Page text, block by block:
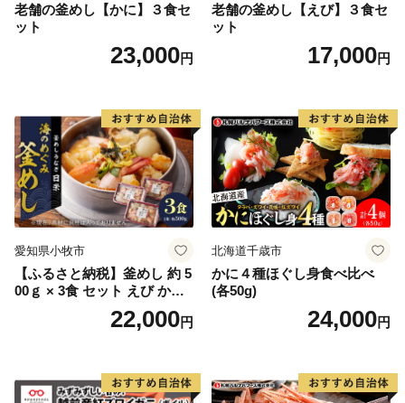
老舗の釜めし【かに】３食セ
ット
23,000円
老舗の釜めし【えび】３食セ
ット
17,000円
愛知県小牧市
【ふるさと納税】釜めし 約 5
00ｇ × 3食 セット えび かに
海のめぐみ 老舗 急速冷凍 レ
ンチン 時短 簡単調理 食品 加
せグルメ 愛知県 小牧市 送料
無料
22,000円
北海道千歳市
かに４種ほぐし身食べ比べ
(各50g)
24,000円